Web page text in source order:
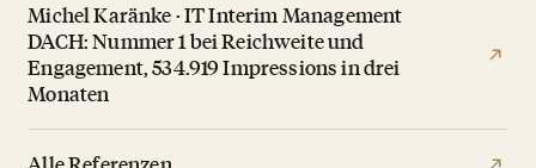
Michel Karänke · IT Interim Management
DACH: Nummer 1 bei Reichweite und
Engagement, 534.919 Impressions in drei
Monaten